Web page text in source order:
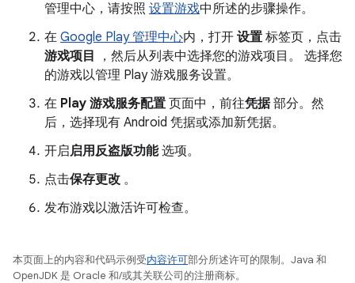
管理中心，请按照 设置游戏中所述的步骤操作。
在 Google Play 管理中心内，打开 设置 标签页，点击
游戏项目
，然后从列表中选择您的游戏项目。 选择您
的游戏以管理 Play 游戏服务设置。
在 Play 游戏服务配置 页面中，前往凭据部分。然
后，选择现有 Android 凭据或添加新凭据。
开启启用反盗版功能选项。
点击保存更改 。
发布游戏以激活许可检查。
本页面上的内容和代码示例受内容许可部分所述许可的限制。Java 和
OpenJDK 是 Oracle 和/或其关联公司的注册商标。